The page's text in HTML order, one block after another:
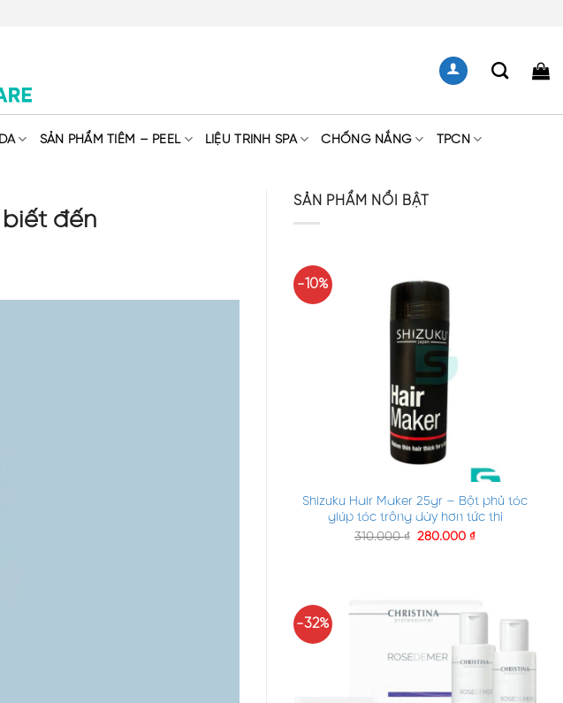
SẢN PHẨM TIÊM – PEEL LIỆU TRÌNH SPA CHỐNG NẮNG TPCN
đến
SẢN PHẨM NỔI BẬT
-10%
Shizuku Hair Maker 25gr – Bột phủ tóc
giúp tóc trông dày hơn tức thì
310.000₫ 280.000₫
-32%